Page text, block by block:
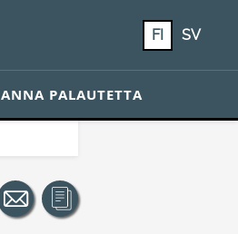
FI SV
ANNA PALAUTETTA